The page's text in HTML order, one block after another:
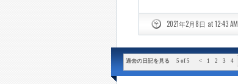
2021年2月8日 at 12:43 AM
過去の日記を見る 5 of 5 < 1 2 3 4